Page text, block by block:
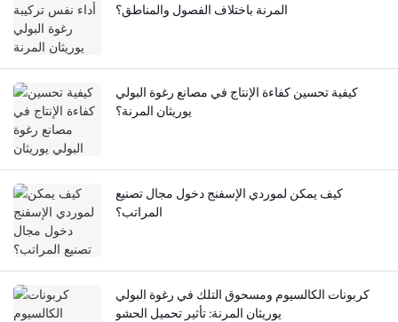
المرنة باختلاف الفصول والمناطق؟
كيفية تحسين كفاءة الإنتاج في مصانع رغوة البولي
يوريثان المرنة؟
كيف يمكن لموردي الإسفنج دخول مجال تصنيع
المراتب؟
كربونات الكالسيوم ومسحوق التلك في رغوة البولي
يوريثان المرنة: تأثير تحميل الحشو